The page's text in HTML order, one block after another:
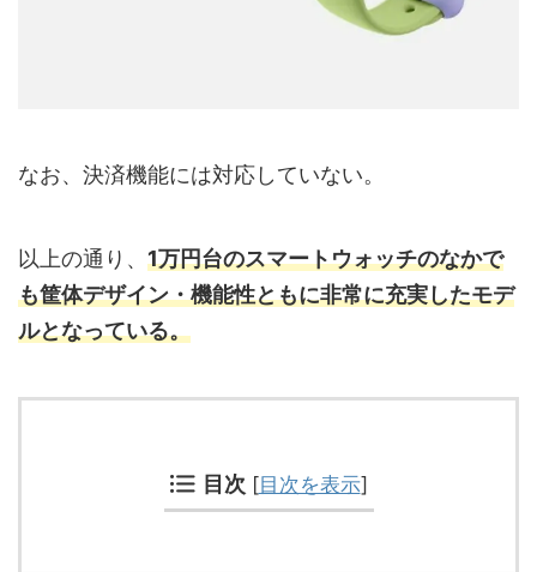
なお、決済機能には対応していない。
以上の通り、 1万円台のスマートウォッチのなかで
も筐体デザイン・機能性ともに非常に充実したモデ
ルとなっている。
目次 [目次を表示]